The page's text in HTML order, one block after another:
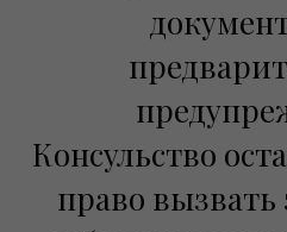
Консульство
право вызвать